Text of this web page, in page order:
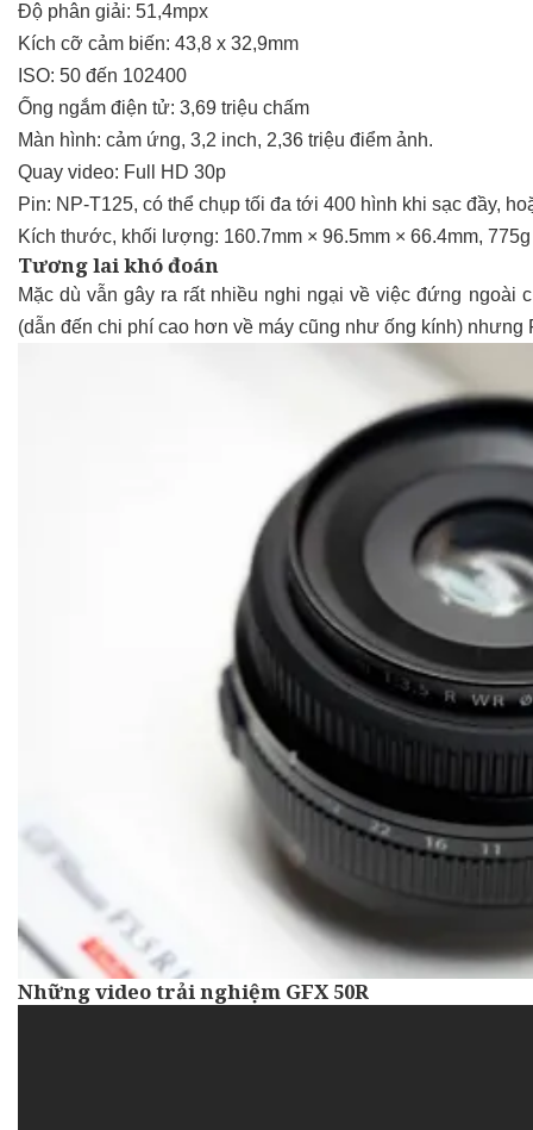
Độ phân giải: 51,4mpx
Kích cỡ cảm biến: 43,8 x 32,9mm
ISO: 50 đến 102400
Ống ngắm điện tử: 3,69 triệu chấm
Màn hình: cảm ứng, 3,2 inch, 2,36 triệu điểm ảnh.
Quay video: Full HD 30p
Pin: NP-T125, có thể chụp tối đa tới 400 hình khi sạc đầy,
Kích thước, khối lượng: 160.7mm × 96.5mm × 66.4mm,
Tương lai khó đoán
Mặc dù vẫn gây ra rất nhiều nghi ngại về việc đứng
(dẫn đến chi phí cao hơn về máy cũng như ống kính)
Những video trải nghiệm GFX 50R